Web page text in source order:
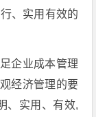
、实用有效的
企业成本管理
经济管理的要
、实用、有效,